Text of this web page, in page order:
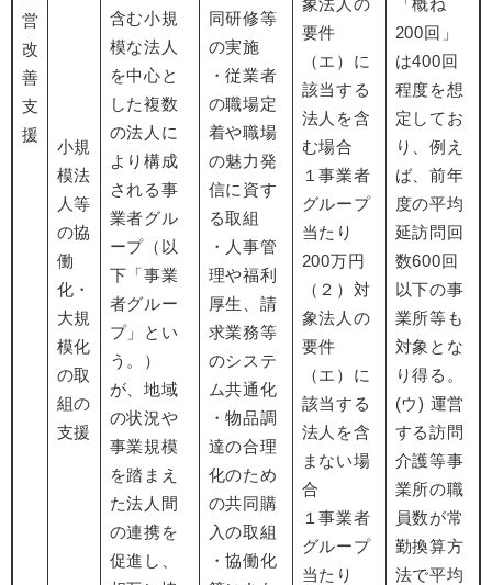
営
改
善
支
援
小規
模法
人等
の協
働
化・
大規
模化
の取
組の
支援
含む小規
模な法人
を中心と
した複数
の法人に
より構成
される事
業者グル
ープ（以
下「事業
者グルー
プ」とい
う。）
が、地域
の状況や
事業規模
を踏まえ
た法人間
の連携を
促進し、
同研修等
の実施
・従業者
の職場定
着や職場
の魅力発
信に資す
る取組
・人事管
理や福利
厚生、請
求業務等
のシステ
ム共通化
・物品調
達の合理
化のため
の共同購
入の取組
・協働化
象法人の
要件
（エ）に
該当する
法人を含
む場合
１事業者
グループ
当たり
200万円
（２）対
象法人の
要件
（エ）に
該当する
法人を含
まない場
合
１事業者
グループ
当たり
「概ね
200回」
は400回
程度を想
定してお
り、例え
ば、前年
度の平均
延訪問回
数600回
以下の事
業所等も
対象とな
り得る。
(ウ) 運営
する訪問
介護等事
業所の職
員数が常
勤換算方
法で平均